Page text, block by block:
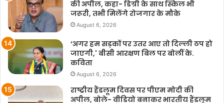
की अपील, कहा- डिग्री के साथ स्किल भी
जरूरी, तभी मिलेंगे रोजगार के मौके
August 6, 2026
‘अगर हम सड़कों पर उतर आए तो दिल्ली ठप हो
जाएगी,' बीसी आरक्षण बिल पर बोलीं के.
कविता
August 6, 2026
राष्ट्रीय हैंडलूम दिवस पर पीएम मोदी की
अपील, बोले- वीडियो बनाकर भारतीय हैंडलूम